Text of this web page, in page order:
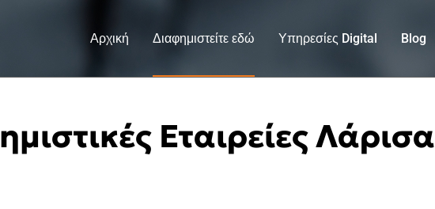
Αρχική Διαφημιστείτε εδώ Υπηρεσίες Digital Blog
Εταιρείες Λάρισα